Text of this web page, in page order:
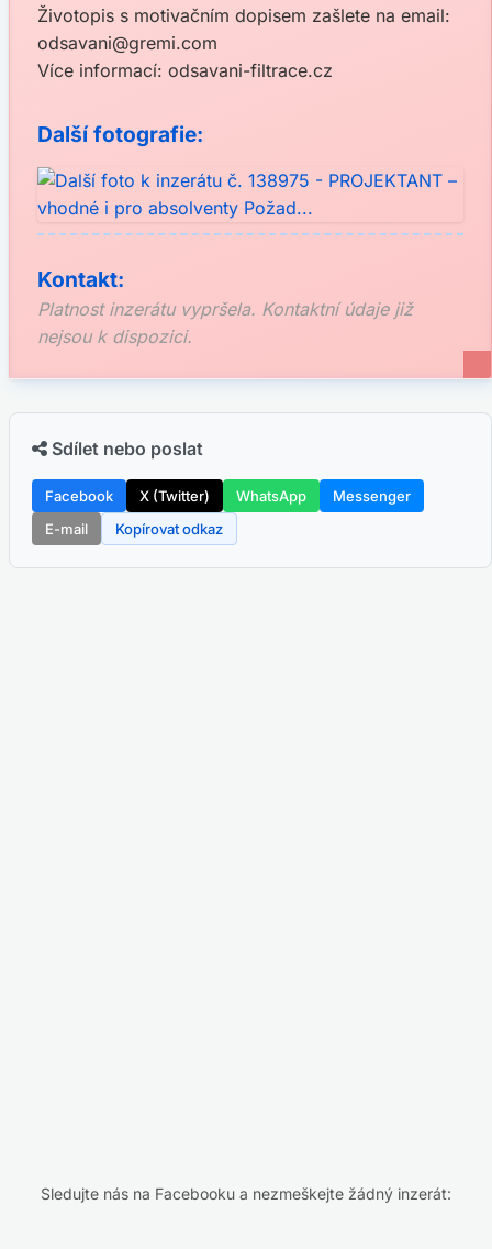
Životopis s motivačním dopisem zašlete na email:
odsavani@gremi.com
Více informací: odsavani-filtrace.cz
Další fotografie:
Kontakt:
Platnost inzerátu vypršela. Kontaktní údaje již
nejsou k dispozici.
Sdílet nebo poslat
Facebook X (Twitter) WhatsApp
Messenger
E-mail
Kopírovat odkaz
Sledujte nás na Facebooku a nezmeškejte žádný inzerát: